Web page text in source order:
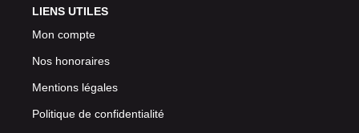
LIENS UTILES
Mon compte
Nos honoraires
Mentions légales
Politique de confidentialité